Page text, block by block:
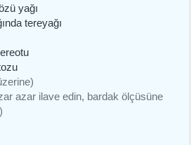
yağı
tereyağı
azar ilave edin, bardak ölçüsüne